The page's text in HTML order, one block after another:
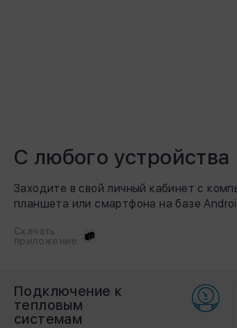
С любого устройства
Заходите в свой личный кабинет с
планшета или смартфона на базе
Скачать
приложение:
Подключение к
тепловым
системам